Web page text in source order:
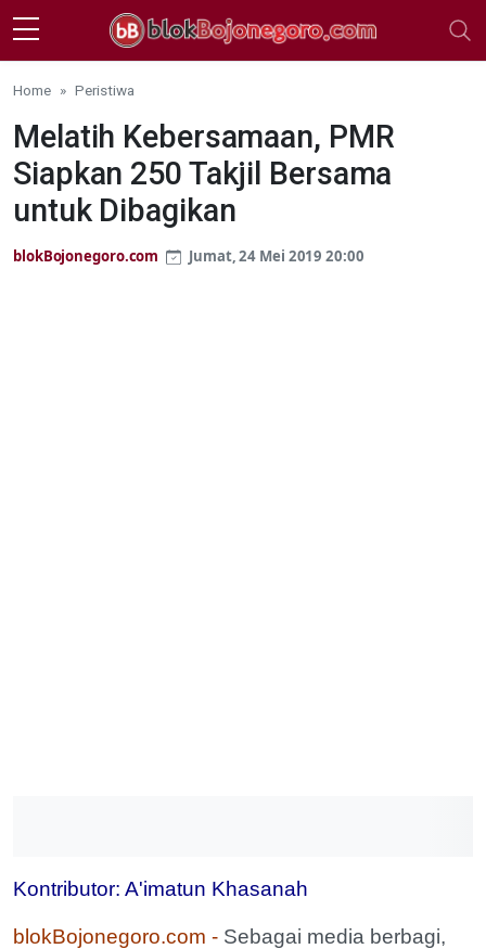
Skip to main content
Home Peristiwa
Melatih Kebersamaan, PMR
Siapkan 250 Takjil Bersama
untuk Dibagikan
blokBojonegoro.com Jumat, 24 Mei 2019 20:00
Kontributor: A'imatun Khasanah
blokBojonegoro.com - Sebagai media berbagi,